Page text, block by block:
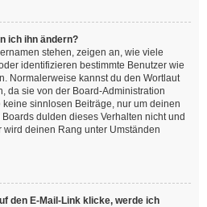
ich ihn ändern?
stehen, zeigen an, wie viele
identifizieren bestimmte Benutzer wie
Normalerweise kannst du den Wortlaut
da sie von der Board-Administration
sinnlosen Beiträge, nur um deinen
dulden dieses Verhalten nicht und
deinen Rang unter Umständen
den E-Mail-Link klicke, werde ich